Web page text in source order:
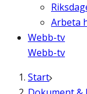
Arbeta
Webb-tv
Webb-tv
Start